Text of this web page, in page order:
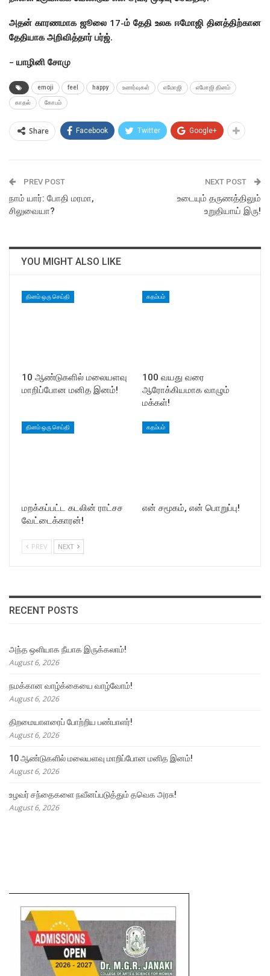
அதன் காரணமாக ஜூலை 17-ம் தேதி உலக ஈமோஜி தினத்திற்கான
தேதியாக அறிவித்தார் பர்ஜ்.
– யாழினி சோமு
emoji feel happy உணர்வுகள் எமோஜி எமோஜி தினம்
காதல் கோபம்
Share Facebook Twitter Google+
PREV POST
நாம் யார்: போதி மரமா,
சிலுவையா?
NEXT POST
உடையும் தருணத்திலும்
உறுதியாய் இரு!
YOU MIGHT ALSO LIKE
தினம் ஒரு செய்தி
10 ஆண்டுகளில் மலையளவு
மாறிப்போன மனித இனம்!
கதம்பம்
100 வயது வரை
ஆரோக்கியமாக வாழும்
மக்கள்!
தினம் ஒரு செய்தி
மறக்கப்பட்ட கடலின் ராட்சச
வேட்டைக்காரன்!
கதம்பம்
என் சமூகம், என் பொறுப்பு!
PREV NEXT
RECENT POSTS
அந்த ஒளியாக நீயாக இருக்கலாம்!
August 6, 2026
நமக்கான வாழ்க்கையை வாழ்வோம்!
August 6, 2026
திறமையாளரைப் போற்றிய பண்பாளர்!
August 6, 2026
10 ஆண்டுகளில் மலையளவு மாறிப்போன மனித இனம்!
August 6, 2026
உழவர் சந்தைகளை நவீனப்படுத்தும் தவெக அரசு!
August 6, 2026